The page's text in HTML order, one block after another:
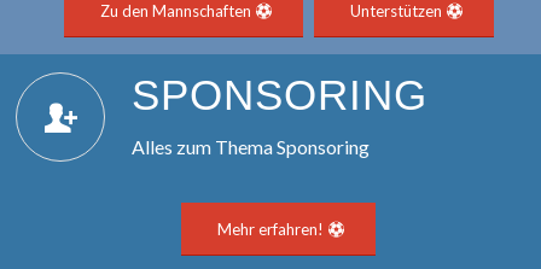
Zu den Mannschaften Unterstützen
SPON­SO­RING
Alles zum Thema Sponsoring
Mehr erfahren!